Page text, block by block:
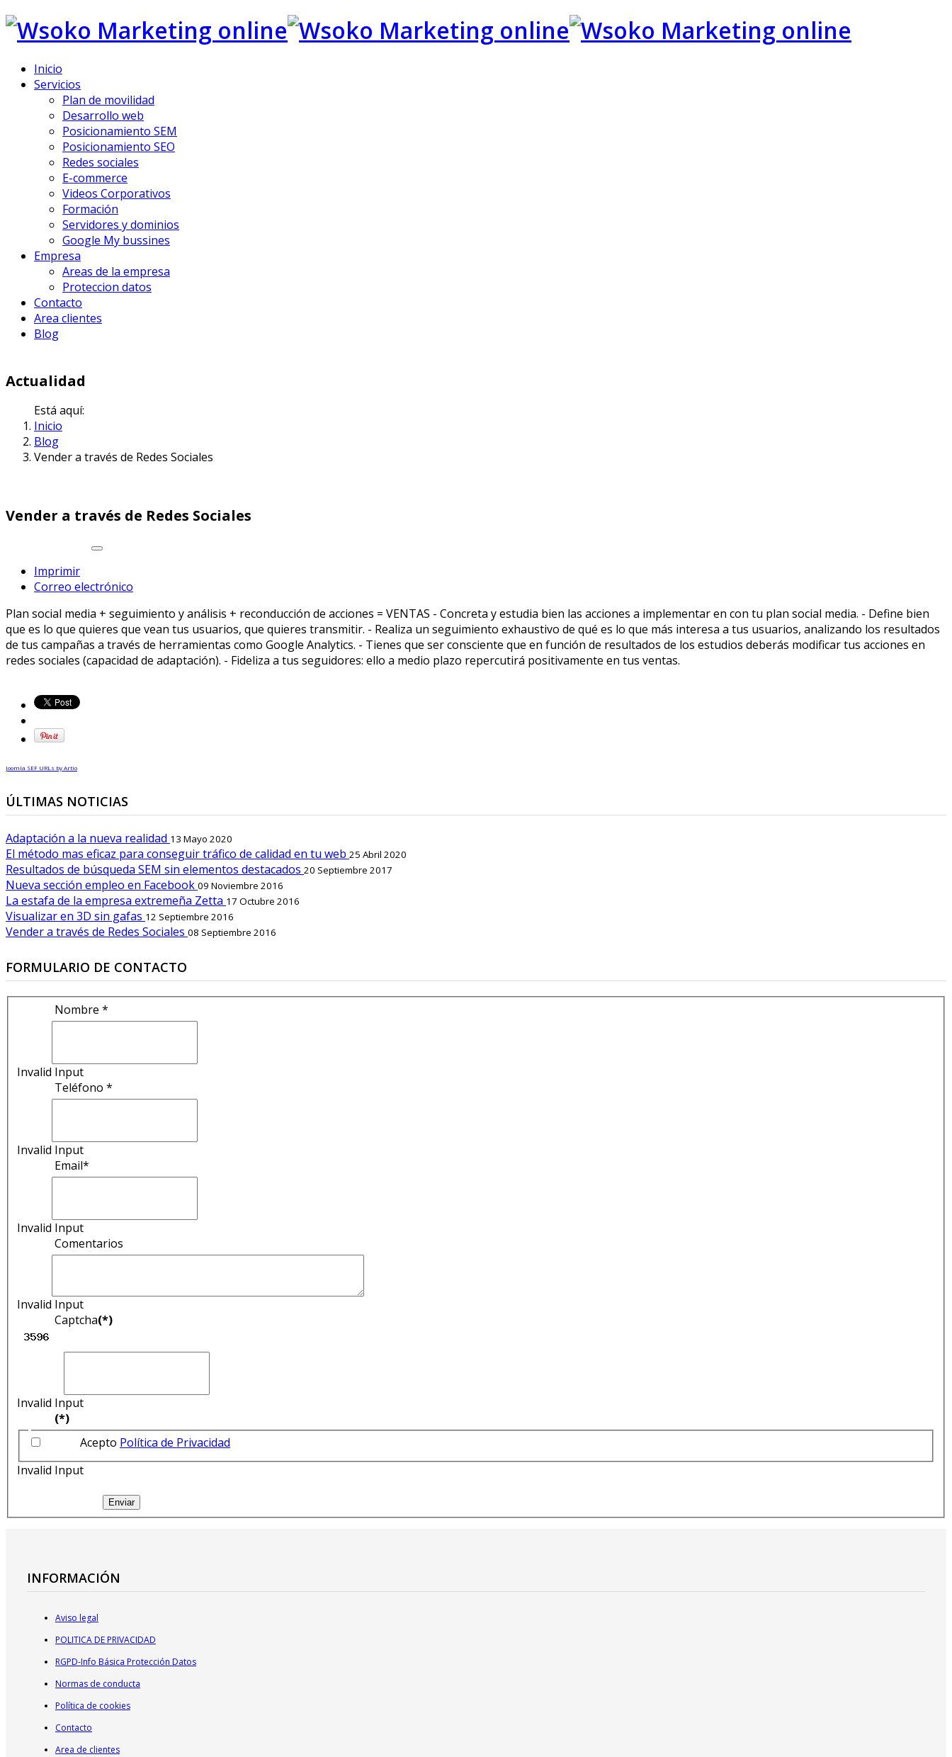
Inicio
Servicios
Plan de movilidad
Desarrollo web
Posicionamiento SEM
Posicionamiento SEO
Redes sociales
E-commerce
Videos Corporativos
Formación
Servidores y dominios
Google My bussines
Empresa
Areas de la empresa
Proteccion datos
Contacto
Area clientes
Blog
Actualidad
Está aquí:
Inicio
Blog
Vender a través de Redes Sociales
Vender a través de Redes Sociales
Imprimir
Correo electrónico
Plan social media + seguimiento y análisis + reconducción de acciones = VENTAS - Concreta y estudia bien las acciones a implementar en con tu plan social media. - Define bien
que es lo que quieres que vean tus usuarios, que quieres transmitir. - Realiza un seguimiento exhaustivo de qué es lo que más interesa a tus usuarios, analizando los resultados
de tus campañas a través de herramientas como Google Analytics. - Tienes que ser consciente que en función de resultados de los estudios deberás modificar tus acciones en
redes sociales (capacidad de adaptación). - Fideliza a tus seguidores: ello a medio plazo repercutirá positivamente en tus ventas.
Joomla SEF URLs by Artio
ÚLTIMAS NOTICIAS
Adaptación a la nueva realidad 13 Mayo 2020
El método mas eficaz para conseguir tráfico de calidad en tu web 25 Abril 2020
Resultados de búsqueda SEM sin elementos destacados 20 Septiembre 2017
Nueva sección empleo en Facebook 09 Noviembre 2016
La estafa de la empresa extremeña Zetta 17 Octubre 2016
Visualizar en 3D sin gafas 12 Septiembre 2016
Vender a través de Redes Sociales 08 Septiembre 2016
FORMULARIO DE CONTACTO
Nombre *
Invalid Input
Teléfono *
Invalid Input
Email*
Invalid Input
Comentarios
Invalid Input
Captcha(*)
Invalid Input
(*)
Acepto Política de Privacidad
Invalid Input
Enviar
INFORMACIÓN
Aviso legal
POLITICA DE PRIVACIDAD
RGPD-Info Básica Protección Datos
Normas de conducta
Política de cookies
Contacto
Area de clientes